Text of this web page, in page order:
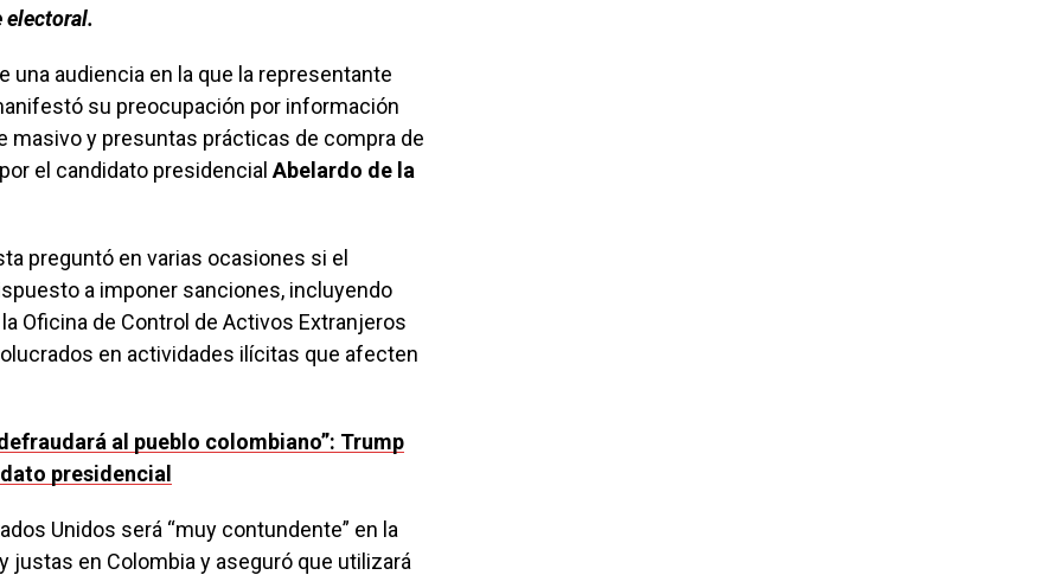
electoral.
una audiencia en la que la representante
su preocupación por información
masivo y presuntas prácticas de compra de
el candidato presidencial Abelardo de la
preguntó en varias ocasiones si el
a imponer sanciones, incluyendo
Oficina de Control de Activos Extranjeros
en actividades ilícitas que afecten
al pueblo colombiano”: Trump
presidencial
Unidos será “muy contundente” en la
en Colombia y aseguró que utilizará